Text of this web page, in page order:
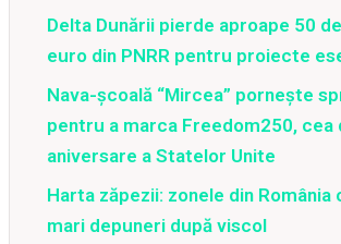
Delta Dunării pierde aproape 50
euro din PNRR pentru proiecte
Nava-școală “Mircea” pornește
pentru a marca Freedom250, cea
aniversare a Statelor Unite
Harta zăpezii: zonele din România
mari depuneri după viscol